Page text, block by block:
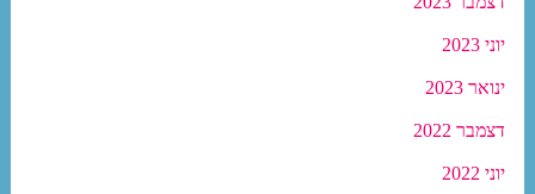
יוני 2023
ינואר 2023
דצמבר 2022
יוני 2022